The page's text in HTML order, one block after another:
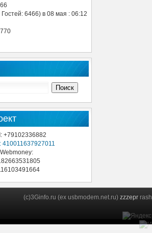
6466) в 08 мая : 06:12
+79102336882
410011637927011
Webmoney:
(c)3Ginfo.ru (ex usbmodem.net.ru) zzzepr